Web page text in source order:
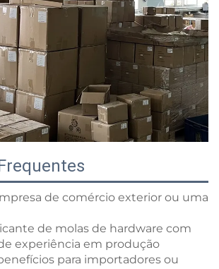
de comércio exterior ou uma
de molas de hardware com
experiência em produção
para importadores ou